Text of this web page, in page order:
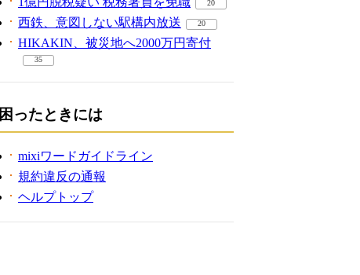
20
西鉄、意図しない駅構内放送 20
HIKAKIN、被災地へ2000万円寄付
35
困ったときには
mixiワードガイドライン
規約違反の通報
ヘルプトップ